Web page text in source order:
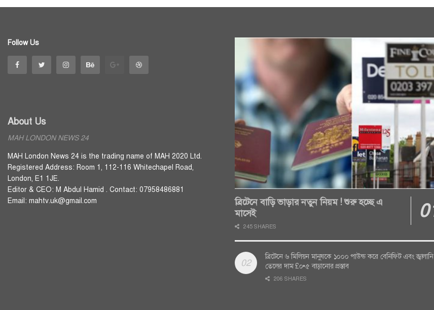
Follow Us
About Us
MAH LONDON NEWS 24
MAH London News 24 is the trading name of MAH 2020 Ltd.
Registered Address: Room 1, 112-116 Whitechapel Road,
London, E1 1JE.
Editor & CEO: M Abdul Hamid . Contact: 07958486881
Email: mahtv.uk@gmail.com
ব্রিটেনে বাড়ি ভাড়ার নতুন নিয়ম ! শুরু হচ্ছে এ
মাসেই
245 SHARES
ব্রিটেনে ৬ মিলিয়ন মানুষকে ১০০০ পাউন্ড করে বেনিফিট এবং জ্বালানি
তেলের দাম £০•৫ বাড়ানোর প্রস্তাব
206 SHARES